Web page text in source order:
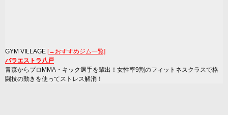
GYM VILLAGE [→おすすめジム一覧]
パラエストラ八戸
青森からプロMMA・キック選手を輩出！女性率9割のフィットネスクラスで格
闘技の動きを使ってストレス解消！